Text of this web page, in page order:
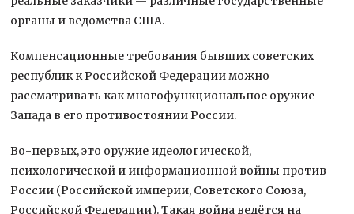
органы и ведомства США.
Компенсационные требования бывших советских
республик к Российской Федерации можно
рассматривать как многофункциональное оружие
Запада в его противостоянии России.
Во-первых, это оружие идеологической,
психологической и информационной войны против
России (Российской империи, Советского Союза,
Российской Федерации). Такая война ведётся на